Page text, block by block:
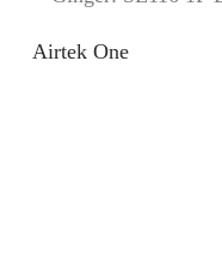
Airtek One